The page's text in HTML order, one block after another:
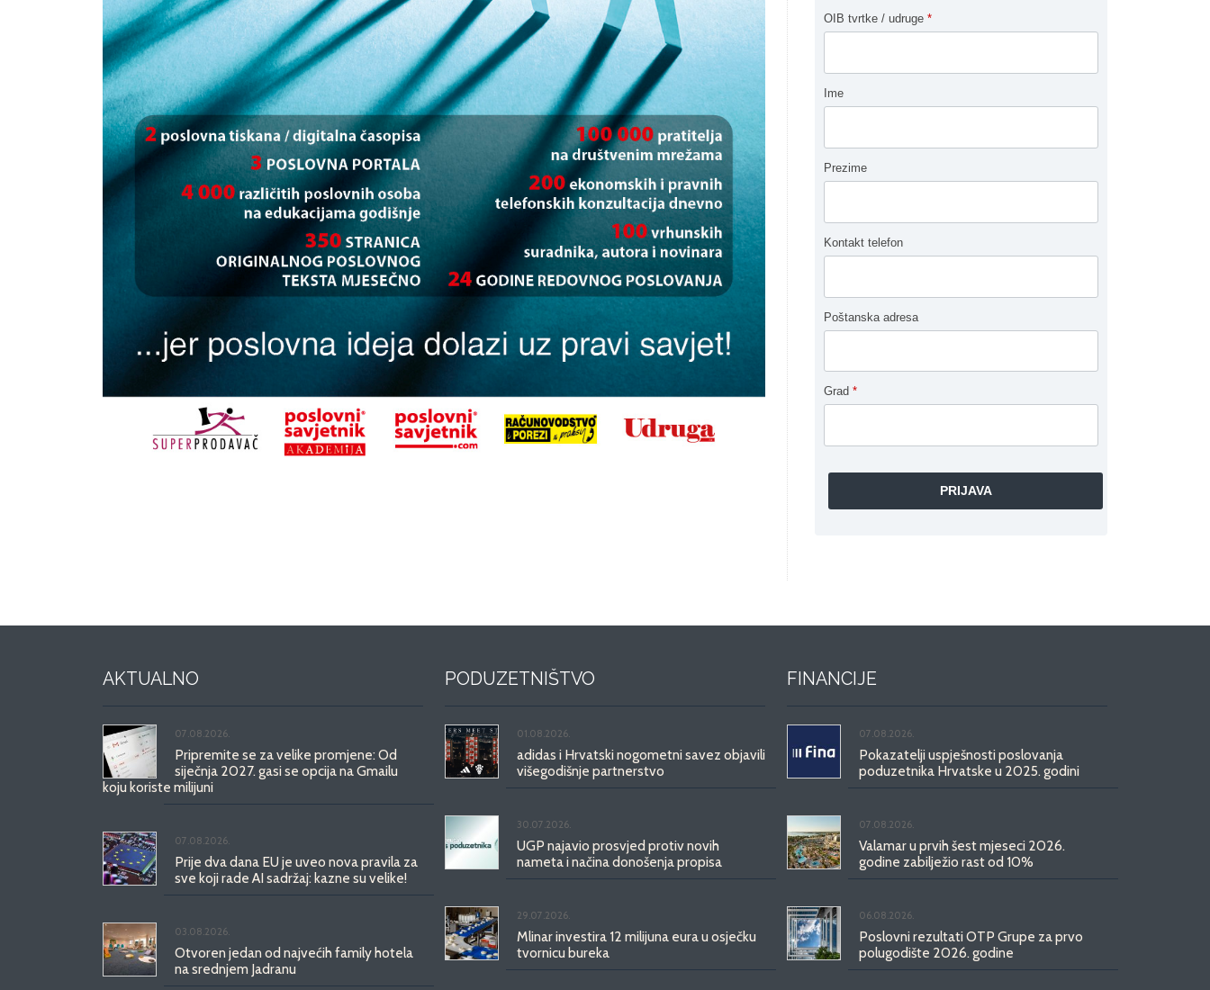
OIB tvrtke / udruge *
Ime
Prezime
Kontakt telefon
Poštanska adresa
Grad *
AKTUALNO
07.08.2026.
Pripremite se za velike promjene: Od
siječnja 2027. gasi se opcija na Gmailu
koju koriste milijuni
07.08.2026.
Prije dva dana EU je uveo nova pravila za
sve koji rade AI sadržaj: kazne su velike!
03.08.2026.
Otvoren jedan od najvećih family hotela
na srednjem Jadranu
PODUZETNIŠTVO
01.08.2026.
adidas i Hrvatski nogometni savez objavili
višegodišnje partnerstvo
30.07.2026.
UGP najavio prosvjed protiv novih
nameta i načina donošenja propisa
29.07.2026.
Mlinar investira 12 milijuna eura u osječku
tvornicu bureka
FINANCIJE
07.08.2026.
Pokazatelji uspješnosti poslovanja
poduzetnika Hrvatske u 2025. godini
07.08.2026.
Valamar u prvih šest mjeseci 2026.
godine zabilježio rast od 10%
06.08.2026.
Poslovni rezultati OTP Grupe za prvo
polugodište 2026. godine